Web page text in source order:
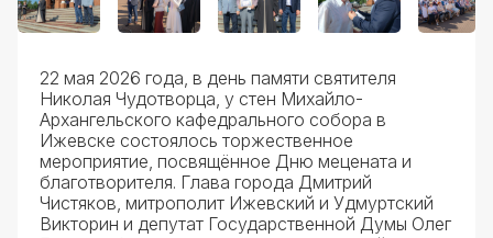
22 мая 2026 года, в день памяти святителя
Николая Чудотворца, у стен Михайло-
Архангельского кафедрального собора в
Ижевске состоялось торжественное
мероприятие, посвящённое Дню мецената и
благотворителя. Глава города Дмитрий
Чистяков, митрополит Ижевский и Удмуртский
Викторин и депутат Государственной Думы Олег